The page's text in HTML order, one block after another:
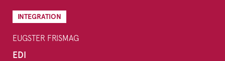
INTEGRATION
EUGSTER FRISMAG
EDI